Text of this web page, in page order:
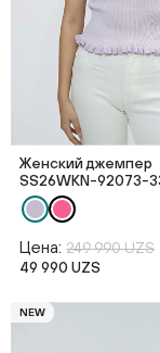
Женский джемпер
SS26WKN-92073-
Цена: 249 990 UZS
49 990 UZS
NEW